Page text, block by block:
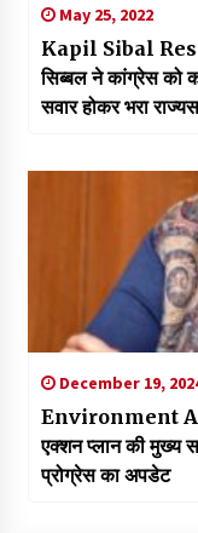
May 25, 2022
Kapil Sibal
सिब्बल ने कांग्रेस को
सवार होकर भरा
December 19,
Environment
एक्शन प्लान की मुख्य
प्रोग्रेस का अपडेट